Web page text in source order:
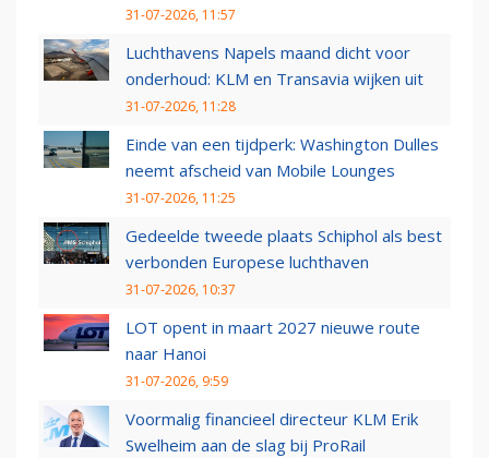
31-07-2026, 11:57
Luchthavens Napels maand dicht voor
onderhoud: KLM en Transavia wijken uit
31-07-2026, 11:28
Einde van een tijdperk: Washington Dulles
neemt afscheid van Mobile Lounges
31-07-2026, 11:25
Gedeelde tweede plaats Schiphol als best
verbonden Europese luchthaven
31-07-2026, 10:37
LOT opent in maart 2027 nieuwe route
naar Hanoi
31-07-2026, 9:59
Voormalig financieel directeur KLM Erik
Swelheim aan de slag bij ProRail